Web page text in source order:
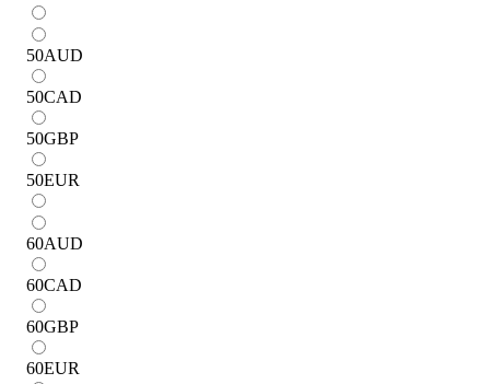
50AUD
50CAD
50GBP
50EUR
60AUD
60CAD
60GBP
60EUR